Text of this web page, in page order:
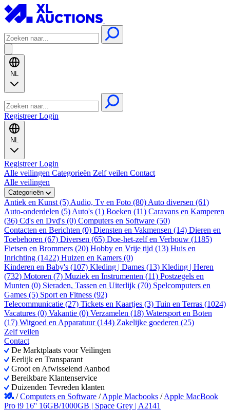
NL
RegistreerLogin
NL
RegistreerLogin
Alle veilingen Categorieën Zelf veilen Contact
Alle veilingen
Categorieën
Antiek en Kunst (5) Audio, Tv en Foto (80) Auto diversen (61)
Auto-onderdelen (5) Auto's (1) Boeken (11) Caravans en Kamperen
(36) Cd's en Dvd's (0) Computers en Software (50)
Contacten en Berichten (0) Diensten en Vakmensen (14) Dieren en
Toebehoren (67) Diversen (65) Doe-het-zelf en Verbouw (1185)
Fietsen en Brommers (20) Hobby en Vrije tijd (13) Huis en
Inrichting (1422) Huizen en Kamers (0)
Kinderen en Baby's (107) Kleding | Dames (13) Kleding | Heren
(732) Motoren (7) Muziek en Instrumenten (11) Postzegels en
Munten (0) Sieraden, Tassen en Uiterlijk (70) Spelcomputers en
Games (5) Sport en Fitness (92)
Telecommunicatie (27) Tickets en Kaartjes (3) Tuin en Terras (1024)
Vacatures (0) Vakantie (0) Verzamelen (18) Watersport en Boten
(17) Witgoed en Apparatuur (144) Zakelijke goederen (25)
Zelf veilen
Contact
De Marktplaats voor Veilingen
Eerlijk en Transparant
Groot en Afwisselend Aanbod
Bereikbare Klantenservice
Duizenden Tevreden klanten
/Computers en Software /Apple Macbooks /Apple MacBook
Pro i9 16'' 16GB/1000GB | Space Grey | A2141